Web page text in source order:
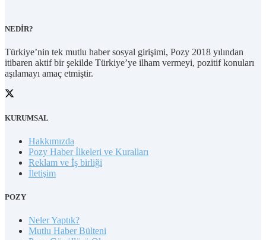
NEDİR?
Türkiye’nin tek mutlu haber sosyal girişimi, Pozy 2018 yılından
itibaren aktif bir şekilde Türkiye’ye ilham vermeyi, pozitif konuları
aşılamayı amaç etmiştir.
KURUMSAL
Hakkımızda
Pozy Haber İlkeleri ve Kuralları
Reklam ve İş birliği
İletişim
POZY
Neler Yaptık?
Mutlu Haber Bülteni